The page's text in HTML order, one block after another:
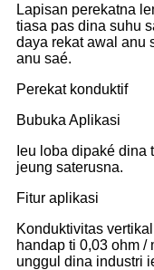
Lapisan perekatna
tiasa pas dina suhu
daya rekat awal anu
anu saé.
Perekat konduktif
Bubuka Aplikasi
Ieu loba dipaké dina
jeung saterusna.
Fitur aplikasi
Konduktivitas
handap ti 0,03 ohm /
unggul dina industri